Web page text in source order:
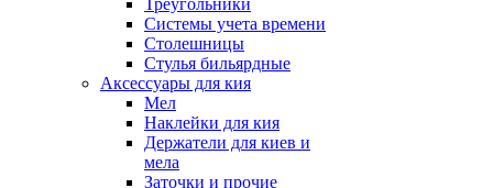
Треугольники
Системы учета времени
Столешницы
Стулья бильярдные
Аксессуары для кия
Мел
Наклейки для кия
Держатели для киев и
мела
Заточки и прочие